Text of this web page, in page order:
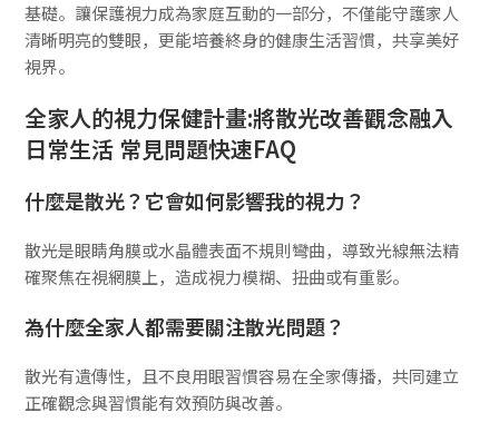
基礎。讓保護視力成為家庭互動的一部分，不僅能守護家人
清晰明亮的雙眼，更能培養終身的健康生活習慣，共享美好
視界。
全家人的視力保健計畫:將散光改善觀念融入
日常生活 常見問題快速FAQ
什麼是散光？它會如何影響我的視力？
散光是眼睛角膜或水晶體表面不規則彎曲，導致光線無法精
確聚焦在視網膜上，造成視力模糊、扭曲或有重影。
為什麼全家人都需要關注散光問題？
散光有遺傳性，且不良用眼習慣容易在全家傳播，共同建立
正確觀念與習慣能有效預防與改善。